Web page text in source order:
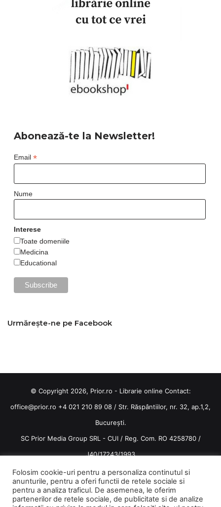
Abonează-te la Newsletter!
Email *
Nume
Interese
Toate domeniile
Medicina
Educational
Urmărește-ne pe Facebook
© Copyright 2026, Prior.ro - Librarie online Contact:
office@prior.ro +4 021 210 89 08 / Str. Răspântiilor, nr. 32, ap.1,2,
București.
SC Prior Media Group SRL - CUI / Reg. Com. RO 4258780 /
J40/17243/1993
Termeni și condiții/ Politica de confidentialitate
Terms and conditions
Folosim cookie-uri pentru a personaliza continutul si
anunturile, pentru a oferi functii de retele sociale si
pentru a analiza traficul. De asemenea, le oferim
partenerilor de retele sociale, de publicitate si de analize